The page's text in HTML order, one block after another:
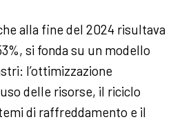
alla fine del 2024 risultava
si fonda su un modello
l’ottimizzazione
delle risorse, il riciclo
di raffreddamento e il